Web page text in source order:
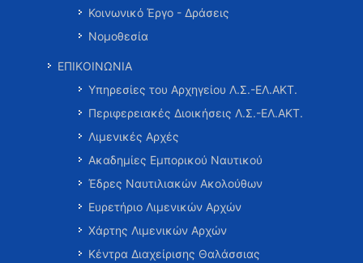
Κοινωνικό Έργο - Δράσεις
Νομοθεσία
ΕΠΙΚΟΙΝΩΝΙΑ
Υπηρεσίες του Αρχηγείου Λ.Σ.-ΕΛ.ΑΚΤ.
Περιφερειακές Διοικήσεις Λ.Σ.-ΕΛ.ΑΚΤ.
Λιμενικές Αρχές
Ακαδημίες Εμπορικού Ναυτικού
Έδρες Ναυτιλιακών Ακολούθων
Ευρετήριο Λιμενικών Αρχών
Χάρτης Λιμενικών Αρχών
Κέντρα Διαχείρισης Θαλάσσιας